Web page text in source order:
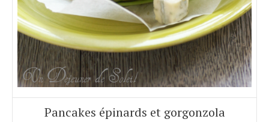
Pancakes épinards et gorgonzola